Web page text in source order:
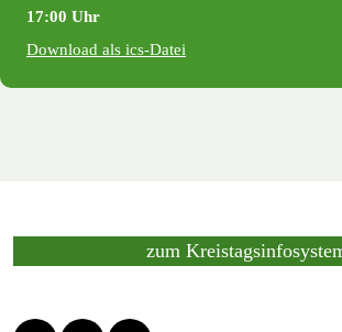
17:00 Uhr
Download als ics-Datei
zum